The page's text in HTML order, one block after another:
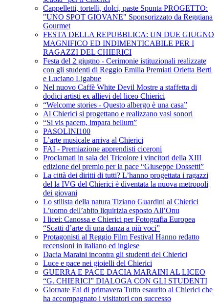
Cappelletti, tortelli, dolci, paste Spunta PROGETTO:
"UNO SPOT GIOVANE" Sponsorizzato da Reggiana
Gourmet
FESTA DELLA REPUBBLICA: UN DUE GIUGNO
MAGNIFICO ED INDIMENTICABILE PER I
RAGAZZI DEL CHIERICI
Festa del 2 giugno - Cerimonie istituzionali realizzate
con gli studenti di Reggio Emilia Premiati Orietta Berti
e Luciano Ligabue
Nel nuovo Caffè White Devil Mostre a staffetta di
dodici artisti ex allievi del liceo Chierici
“Welcome stories - Questo albergo è una casa”
Al Chierici si progettano e realizzano vasi sonori
“Si vis pacem, impara bellum”
PASOLINI100
L’arte musicale arriva al Chierici
FAI - Premiazione apprendisti ciceroni
Proclamati in sala del Tricolore i vincitori della XIII
edizione del premio per la pace “Giuseppe Dossetti”
La città dei diritti di tutti? L’hanno progettata i ragazzi
del la IVG del Chierici è diventata la nuova metropoli
dei giovani
Lo stilista della natura Tiziano Guardini al Chierici
L’uomo dell’abito liquirizia esposto All’Onu
I licei: Canossa e Chierici per Fotografia Europea
“Scatti d’arte di una danza a più voci”
Protagonisti al Reggio Film Festival Hanno redatto
recensioni in italiano ed inglese
Dacia Maraini incontra gli studenti del Chierici
Luce e pace nei gioielli del Chierici
GUERRA E PACE DACIA MARAINI AL LICEO
“G. CHIERICI” DIALOGA CON GLI STUDENTI
Giornate Fai di primavera Tutto esaurito al Chierici che
ha accompagnato i visitatori con successo